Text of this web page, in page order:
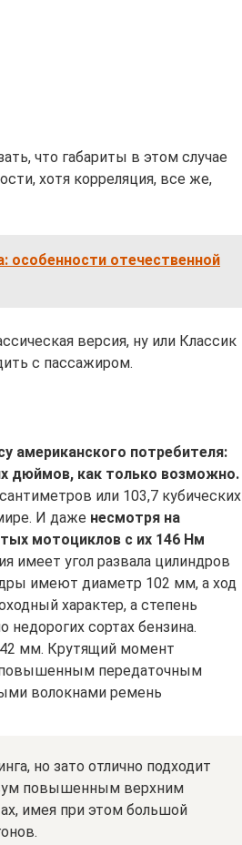
что габариты в этом случае
хотя корреляция, все же,
особенности отечественной
версия, ну или Классик
с пассажиром.
американского потребителя:
дюймов, как только возможно.
или 103,7 кубических
И даже несмотря на
мотоциклов с их 146 Нм
имеет угол развала цилиндров
имеют диаметр 102 мм, а ход
характер, а степень
недорогих сортах бензина.
мм. Крутящий момент
повышенным передаточным
волокнами ремень
но зато отлично подходит
повышенным верхним
имея при этом большой